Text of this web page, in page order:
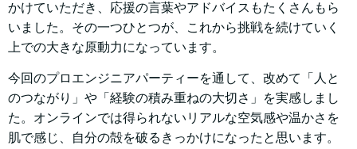
かけていただき、応援の言葉やアドバイスもたくさんもら
いました。その一つひとつが、これから挑戦を続けていく
上での大きな原動力になっています。
今回のプロエンジニアパーティーを通して、改めて「人と
のつながり」や「経験の積み重ねの大切さ」を実感しまし
た。オンラインでは得られないリアルな空気感や温かさを
肌で感じ、自分の殻を破るきっかけになったと思います。